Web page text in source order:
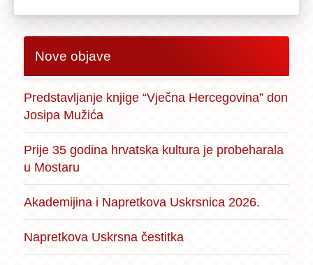
Nove objave
Predstavljanje knjige “Vječna Hercegovina” don
Josipa Mužića
Prije 35 godina hrvatska kultura je probeharala
u Mostaru
Akademijina i Napretkova Uskrsnica 2026.
Napretkova Uskrsna čestitka